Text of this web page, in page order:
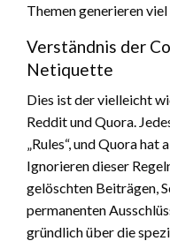
Themen generieren
Verständnis der
Netiquette
Dies ist der vielleicht
Reddit und Quora.
„Rules“, und Quora hat
Ignorieren dieser
gelöschten Beiträgen,
permanenten
gründlich über die